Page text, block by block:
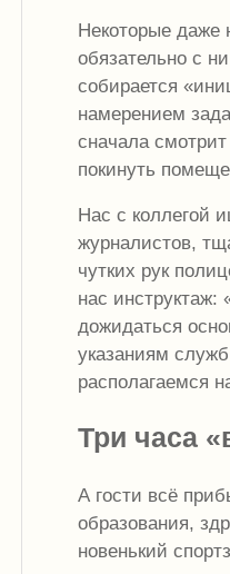
Некоторые даже
обязательно с
собирается
намерением
сначала
покинуть
Нас с коллегой
журналистов,
чутких рук
нас
дожидаться
указаниям
располагаемся
Три часа
А гости всё
образования,
новенький